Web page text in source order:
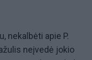
nekalbėti apie P.
neįvedė jokio